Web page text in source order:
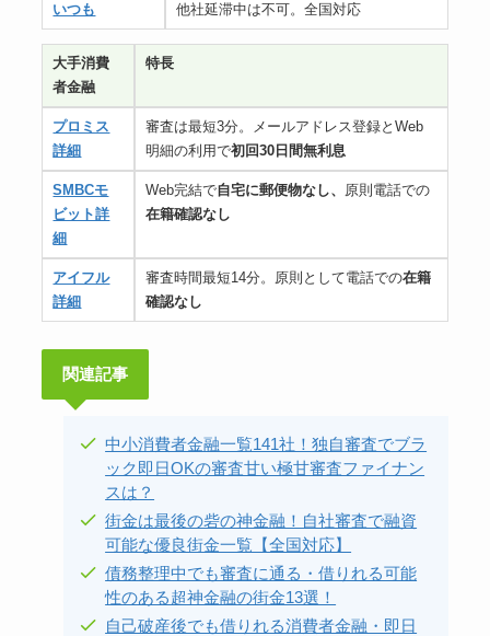
いつも 他社延滞中は不可。全国対応
大手消費
者金融
特長
プロミス
詳細
審査は最短3分。メールアドレス登録とWeb
明細の利用で初回30日間無利息
SMBCモ
ビット詳
細
Web完結で自宅に郵便物なし、
原則電話での
在籍確認なし
アイフル
詳細
審査時間最短14分。原則として電話での在籍
確認なし
関連記事
中小消費者金融一覧141社！独自審査でブラ
ック即日OKの審査甘い極甘審査ファイナン
スは？
街金は最後の砦の神金融！自社審査で融資
可能な優良街金一覧【全国対応】
債務整理中でも審査に通る・借りれる可能
性のある超神金融の街金13選！
自己破産後でも借りれる消費者金融・即日